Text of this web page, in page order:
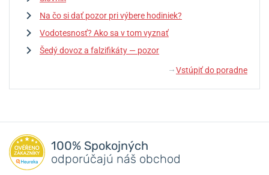
Na čo si dať pozor pri výbere hodiniek?
Vodotesnosť? Ako sa v tom vyznať
Šedý dovoz a falzifikáty — pozor
↓ Vstúpiť do poradne
100% Spokojných
odporúčajú náš obchod